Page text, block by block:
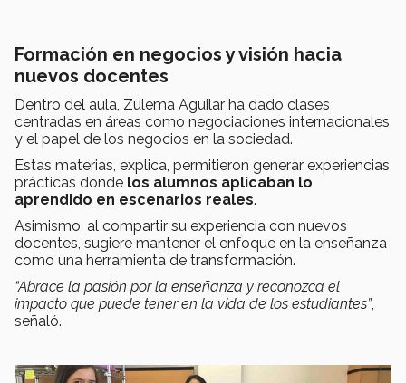
Formación en negocios y visión hacia
nuevos docentes
Dentro del aula, Zulema Aguilar ha dado clases
centradas en áreas como negociaciones internacionales
y el papel de los negocios en la sociedad.
Estas materias, explica, permitieron generar experiencias
prácticas donde los alumnos aplicaban lo
aprendido en escenarios reales.
Asimismo, al compartir su experiencia con nuevos
docentes, sugiere mantener el enfoque en la enseñanza
como una herramienta de transformación.
“Abrace la pasión por la enseñanza y reconozca el
impacto que puede tener en la vida de los estudiantes”,
señaló.